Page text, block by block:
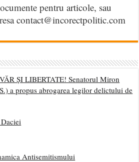
pentru articole, sau
contact@incorectpolitic.com
ȘI LIBERTATE! Senatorul Miron
a propus abrogarea legilor delictului de
Antisemitismului